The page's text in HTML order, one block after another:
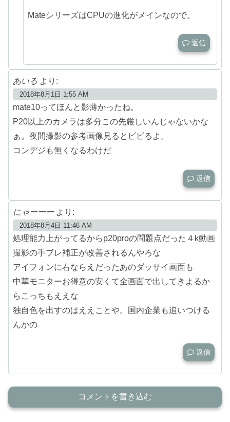
MateシリーズはCPUの進化がメインなので。
返信
あいる より:
2018年8月1日 1:55 AM
mate10ってほんと影薄かったね。
P20以上のカメラは多分この先厳しいんじゃないかな
ぁ。夜間撮影の参考画像見るとビビるよ。
コンデジも無くなるわけだ
返信
にゃーーー より:
2018年8月4日 11:46 AM
処理能力上がってるからp20proの問題点だった４k動画
撮影の手ブレ補正が改善されるんやろな
アイフォンに右ならえだったあのダッサイ画面も
中華モニターお得意の安くて全画面で出してきよるか
らこっちもええな
独自色を出すのはええことや。国内企業も追いつける
んかの
返信
コメントを書き込む